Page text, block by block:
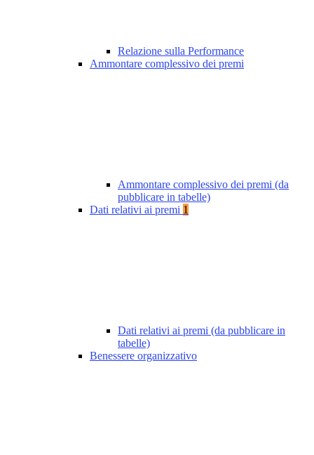
Relazione sulla Performance
Ammontare complessivo dei premi
Ammontare complessivo dei premi (da
pubblicare in tabelle)
Dati relativi ai premi 1
Dati relativi ai premi (da pubblicare in
tabelle)
Benessere organizzativo